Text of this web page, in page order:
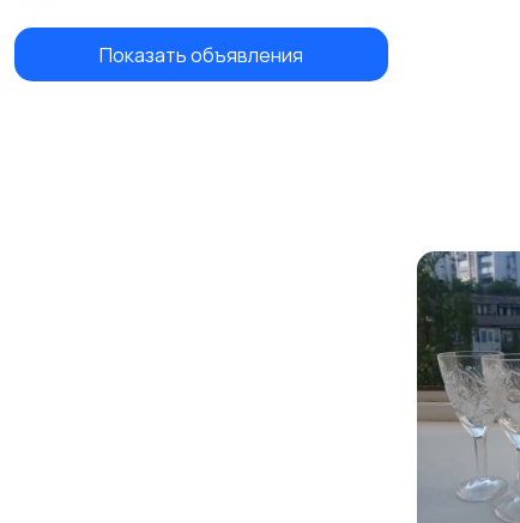
Показать объявления